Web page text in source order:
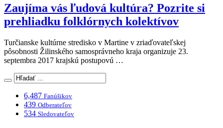
Zaujíma vás ľudová kultúra? Pozrite si
prehliadku folklórnych kolektívov
Turčianske kultúrne stredisko v Martine v zriaďovateľskej
pôsobnosti Žilinského samosprávneho kraja organizuje 23.
septembra 2017 krajskú postupovú …
6,487 Fanúšikov
439 Odberateľov
534 Sledovateľov